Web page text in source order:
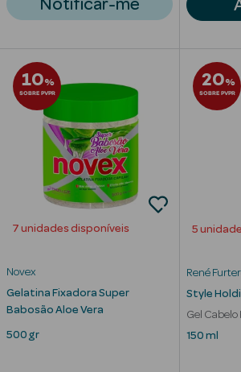
Corporais
Acessórios
Ver Tudo
Cosmética
Séruns Faciais
Notificar-me
10%
SOBRE PVPR
7 unidades disponíveis
Novex
Gelatina Fixadora Super
Babosão Aloe Vera
500 gr
20%
SOBRE PVPR
5
René
Style
Gel Cabelo
Efeito Wet
150 ml